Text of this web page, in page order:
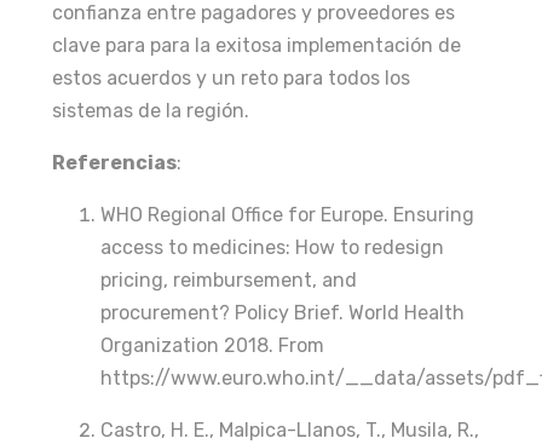
confianza entre pagadores y proveedores es
clave para para la exitosa implementación de
estos acuerdos y un reto para todos los
sistemas de la región.
Referencias:
WHO Regional Office for Europe. Ensuring
access to medicines: How to redesign
pricing, reimbursement, and
procurement? Policy Brief. World Health
Organization 2018. From
https://www.euro.who.int/__data/assets/
Castro, H. E., Malpica-Llanos, T., Musila, R.,